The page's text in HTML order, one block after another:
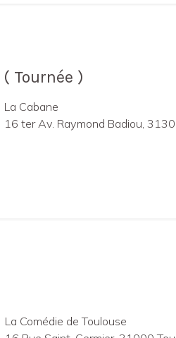
Tournée )
La Cabane
16 ter Av. Raymond Badiou, 31300
La Comédie de Toulouse